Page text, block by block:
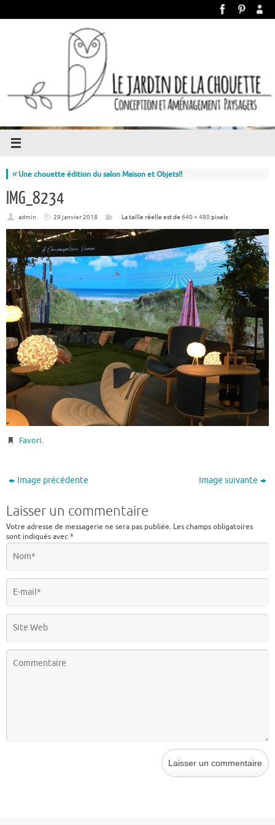
«Une chouette édition du salon Maison et Objets!!
IMG_8234
admin 29 janvier 2018 La taille réelle est de 640 × 480 pixels
Favori.
Image précédente Image suivante
Laisser un commentaire
Votre adresse de messagerie ne sera pas publiée. Les champs obligatoires
sont indiqués avec*